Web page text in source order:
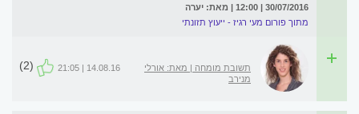
30/07/2016 | 12:00 | מאת: יערה
מתוך פורום מעי רגיז - ייעוץ תזונתי
תשובת מומחה | מאת: אורלי
מנירב
14.08.16 | 21:05
(2)